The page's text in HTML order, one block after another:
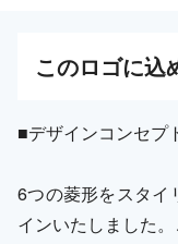
このロゴに込
■デザインコンセプ
6つの菱形をスタイ
インいたしました